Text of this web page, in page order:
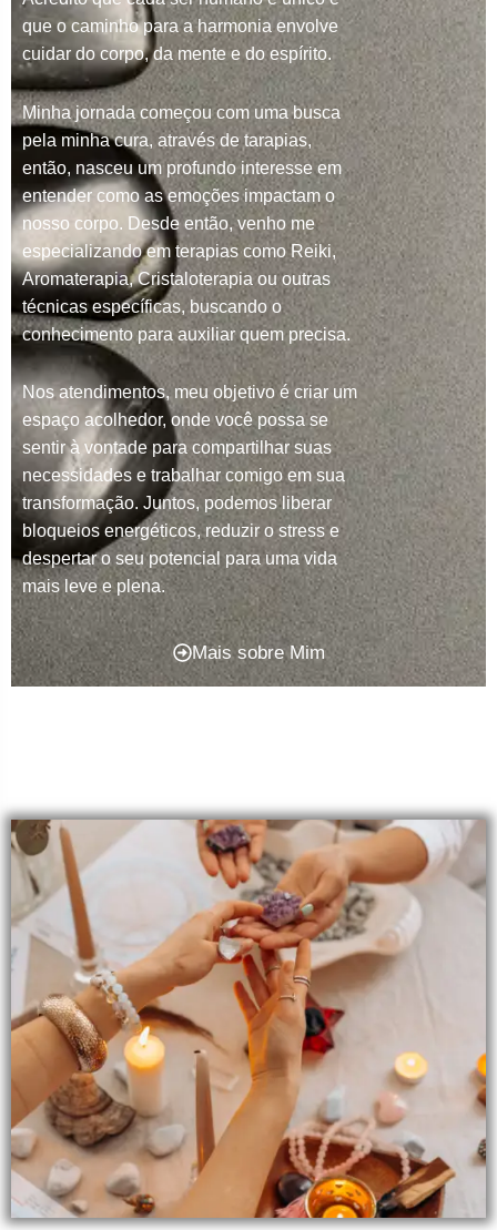
que o caminho para a harmonia envolve
cuidar do corpo, da mente e do espírito.
Minha jornada começou com uma busca
pela minha cura, através de tarapias,
então, nasceu um profundo interesse em
entender como as emoções impactam o
nosso corpo. Desde então, venho me
especializando em terapias como Reiki,
Aromaterapia, Cristaloterapia ou outras
técnicas específicas, buscando o
conhecimento para auxiliar quem precisa.
Nos atendimentos, meu objetivo é criar um
espaço acolhedor, onde você possa se
sentir à vontade para compartilhar suas
necessidades e trabalhar comigo em sua
transformação. Juntos, podemos liberar
bloqueios energéticos, reduzir o stress e
despertar o seu potencial para uma vida
mais leve e plena.
Mais sobre Mim